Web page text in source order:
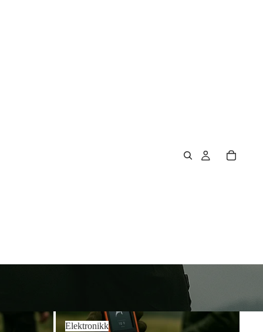
Elektronikk
Elektronikk